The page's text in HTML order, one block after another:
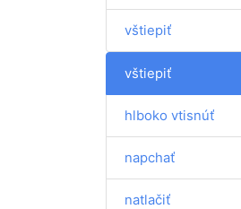
vštiepiť
vštiepiť
hlboko vtisnúť
napchať
natlačiť